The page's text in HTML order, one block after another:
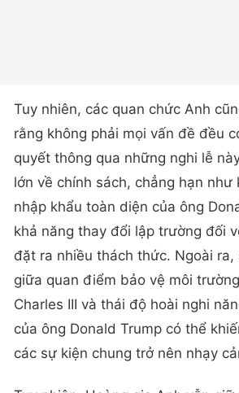
Tuy nhiên, các quan chức Anh
rằng không phải mọi vấn đề đều
quyết thông qua những nghi lễ
lớn về chính sách, chẳng hạn như
nhập khẩu toàn diện của ông
khả năng thay đổi lập trường đối
đặt ra nhiều thách thức. Ngoài
giữa quan điểm bảo vệ môi
Charles III và thái độ hoài nghi
của ông Donald Trump có thể
các sự kiện chung trở nên nhạy